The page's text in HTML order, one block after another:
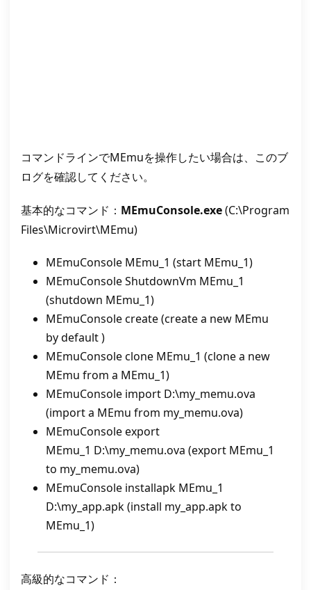
コマンドラインでMEmuを操作したい場合は、このブ
ログを確認してください。
基本的なコマンド： MEmuConsole.exe(C:\Program
Files\Microvirt\MEmu)
MEmuConsole MEmu_1 (start MEmu_1)
MEmuConsole ShutdownVm MEmu_1
(shutdown MEmu_1)
MEmuConsole create (create a new MEmu
by default )
MEmuConsole clone MEmu_1 (clone a new
MEmu from a MEmu_1)
MEmuConsole import D:\my_memu.ova
(import a MEmu from my_memu.ova)
MEmuConsole export
MEmu_1 D:\my_memu.ova (export MEmu_1
to my_memu.ova)
MEmuConsole installapk MEmu_1
D:\my_app.apk (install my_app.apk to
MEmu_1)
高級的なコマンド：